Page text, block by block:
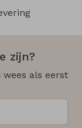
zijn?
als eerst